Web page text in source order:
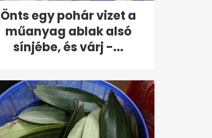
Önts egy pohár vizet a
műanyag ablak alsó
sínjébe, és várj -...